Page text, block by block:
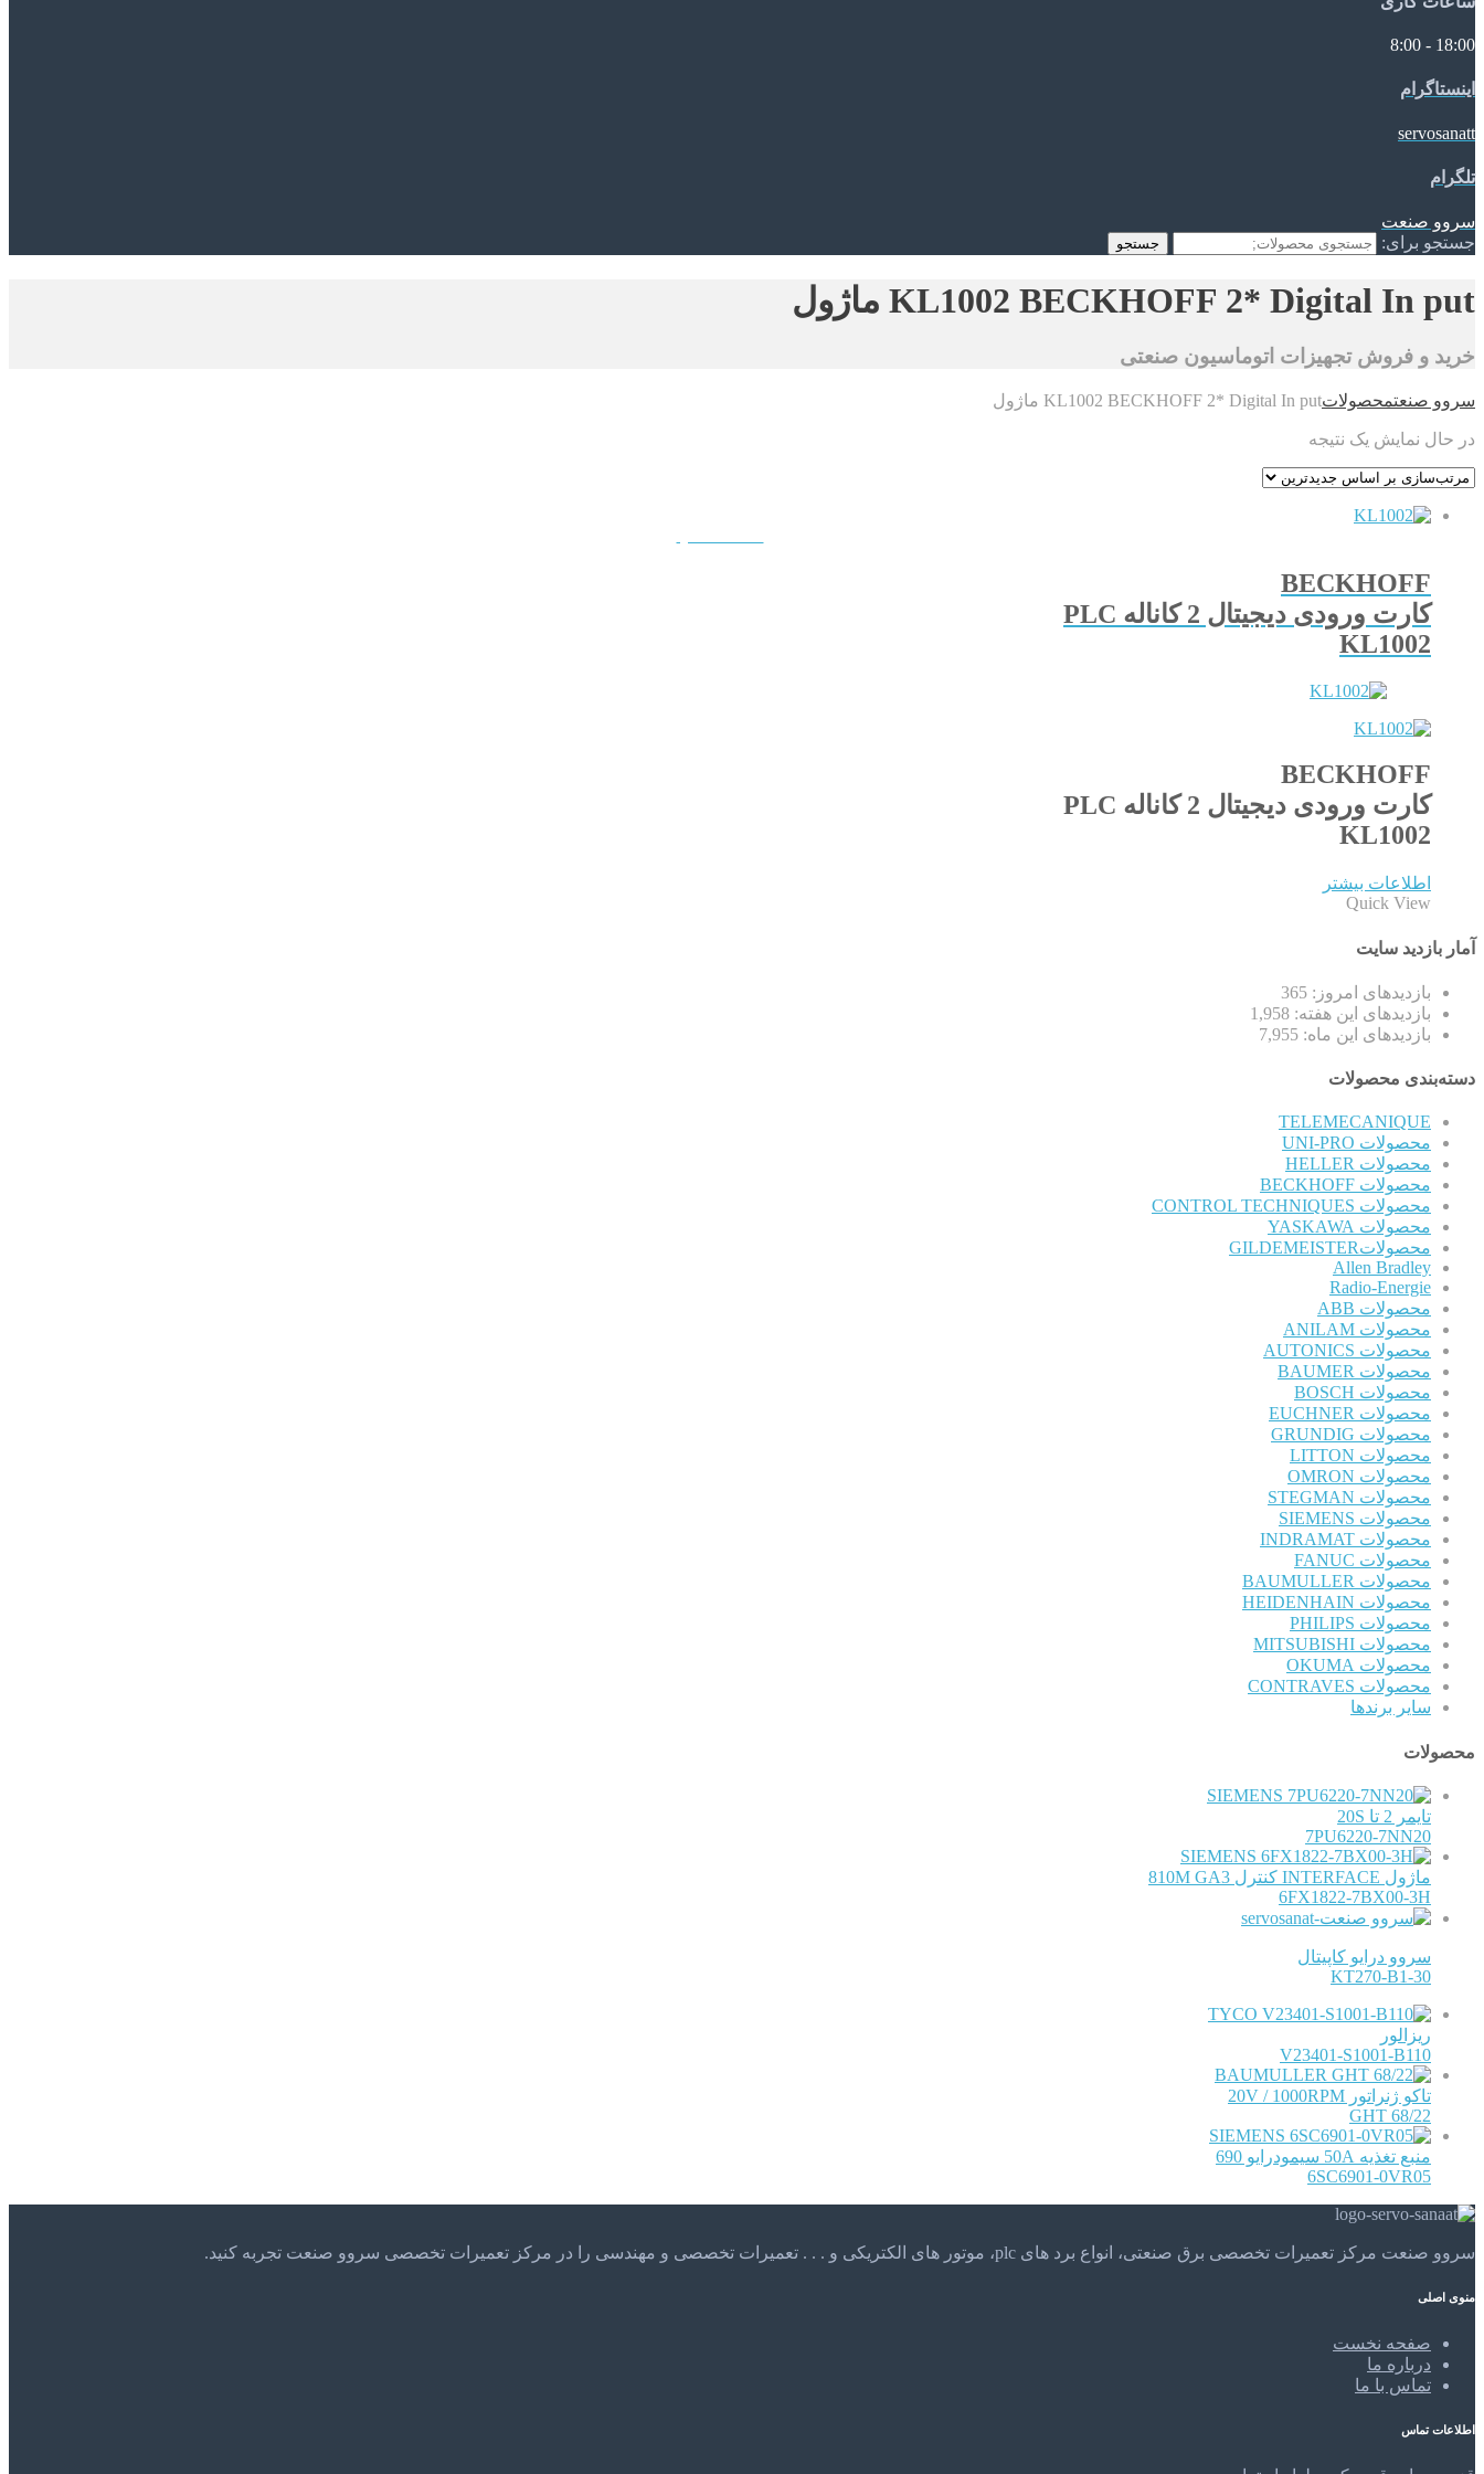
18:00 - 8:00
اینستاگرام
servosanatt
تلگرام
سروو صنعت
جستجو برای:
جستجو
KL1002 BECKHOFF 2* Digital In put ماژول
خرید و فروش تجهیزات اتوماسیون صنعتی
سروو صنعتمحصولاتKL1002 BECKHOFF 2* Digital In put ماژول
در حال نمایش یک نتیجه
BECKHOFF
کارت ورودی دیجیتال 2 کاناله PLC
KL1002
BECKHOFF
کارت ورودی دیجیتال 2 کاناله PLC
KL1002
اطلاعات بیشتر
Quick View
آمار بازدید سایت
بازدیدهای امروز: 365
بازدیدهای این هفته: 1,958
بازدیدهای این ماه: 7,955
دسته‌بندی محصولات
TELEMECANIQUE
محصولات UNI-PRO
محصولات HELLER
محصولات BECKHOFF
محصولات CONTROL TECHNIQUES
محصولات YASKAWA
محصولاتGILDEMEISTER
Allen Bradley
Radio-Energie
محصولات ABB
محصولات ANILAM
محصولات AUTONICS
محصولات BAUMER
محصولات BOSCH
محصولات EUCHNER
محصولات GRUNDIG
محصولات LITTON
محصولات OMRON
محصولات STEGMAN
محصولات SIEMENS
محصولات INDRAMAT
محصولات FANUC
محصولات BAUMULLER
محصولات HEIDENHAIN
محصولات PHILIPS
محصولات MITSUBISHI
محصولات OKUMA
محصولات CONTRAVES
سایر برندها
محصولات
SIEMENS
تایمر 2 تا 20S
7PU6220-7NN20
SIEMENS
ماژول INTERFACE کنترل 810M GA3
6FX1822-7BX00-3H
سروو درایو کاپیتال
KT270-B1-30
TYCO
ریزالور
V23401-S1001-B110
BAUMULLER
تاکو ژنراتور 20V / 1000RPM
GHT 68/22
SIEMENS
منبع تغذیه 50A سیمودرایو 690
6SC6901-0VR05
سروو صنعت مرکز تعمیرات تخصصی برق صنعتی، انواع برد های plc، موتور های الکتریکی و . . . تعمیرات تخصصی و مهندسی را در مرکز تعمیرات تخصصی سروو صنعت تجربه کنید.
منوی اصلی
صفحه نخست
درباره ما
تماس با ما
اطلاعات تماس